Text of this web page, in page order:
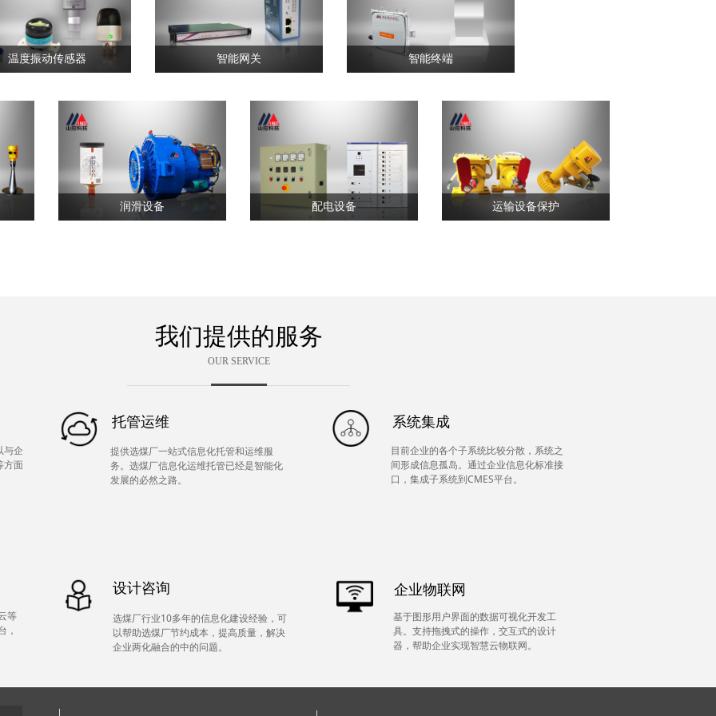
润滑设备 配电设备 运输设备保护
温度振动传感器 智能网关 智能终端
OUR SERVICE
我们提供的服务
与企
方面
托管运维
提供选煤厂一站式信息化托管和运维服
务。选煤厂信息化运维托管已经是智能化
发展的必然之路。
系统集成
目前企业的各个子系统比较分散，系统之
间形成信息孤岛。通过企业信息化标准接
口，集成子系统到CMES平台。
等
，
选煤厂行业10多年的信息化建设经验，可
以帮助选煤厂节约成本，提高质量，解决
企业两化融合的中的问题。
设计咨询 企业物联网
基于图形用户界面的数据可视化开发工
具。支持拖拽式的操作，交互式的设计
器，帮助企业实现智慧云物联网。